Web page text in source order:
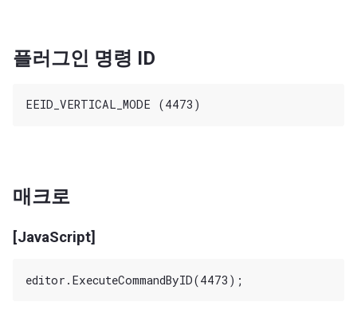
플러그인 명령 ID
매크로
[JavaScript]